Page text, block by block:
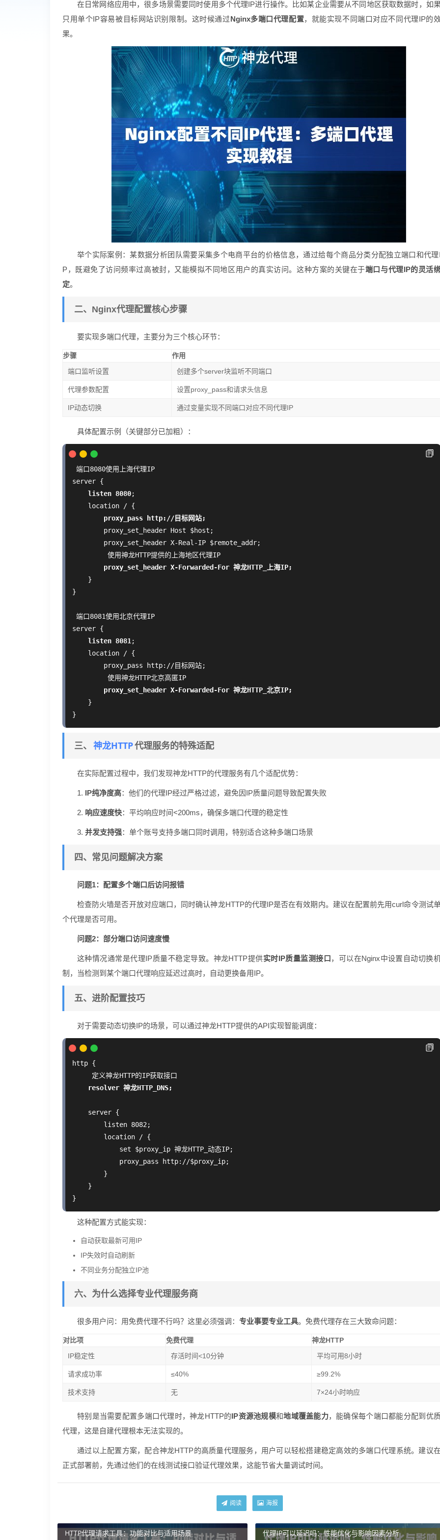
在日常网络应用中，很多场景需要同时使用多个代理IP进行操作。比如某企业需要从不同地区获取数据时，如
只用单个IP容易被目标网站识别限制。这时候通过Nginx多端口代理配置，就能实现不同端口对应不同代理IP的
果。
举个实际案例：某数据分析团队需要采集多个电商平台的价格信息，通过给每个商品分类分配独立端口和代
P，既避免了访问频率过高被封，又能模拟不同地区用户的真实访问。这种方案的关键在于端口与代理IP的灵活
定。
二、Nginx代理配置核心步骤
要实现多端口代理，主要分为三个核心环节：
步骤
作用
端口监听设置
创建多个server块监听不同端口
代理参数配置 设置proxy_pass和请求头信息
IP动态切换 通过变量实现不同端口对应不同代理IP
具体配置示例（关键部分已加粗）：
端口8080使用上海代理IP
server {
listen 8080;
    location / {
proxy_pass http://目标网站;
        proxy_set_header Host $host;
        proxy_set_header X-Real-IP $remote_addr;
         使用神龙HTTP提供的上海地区代理IP
proxy_set_header X-Forwarded-For 神龙HTTP_上海IP;
    }
}
端口8081使用北京代理IP
server {
listen 8081 ;
    location / {
        proxy_pass http://目标网站;
         使用神龙HTTP北京高匿IP
proxy_set_header X-Forwarded-For 神龙HTTP_北京IP;
    }
三、 神龙HTTP代理服务的特殊适配
在实际配置过程中，我们发现神龙HTTP的代理服务有几个适配优势：
1. IP纯净度高：他们的代理IP经过严格过滤，避免因IP质量问题导致配置失败
2. 响应速度快：平均响应时间<200ms，确保多端口代理的稳定性
3. 并发支持强：单个账号支持多端口同时调用，特别适合这种多端口场景
四、常见问题解决方案
问题1：配置多个端口后访问报错
检查防火墙是否开放对应端口，同时确认神龙HTTP的代理IP是否在有效期内。建议在配置前先用curl命令测试
个代理是否可用。
问题2：部分端口访问速度慢
这种情况通常是代理IP质量不稳定导致。神龙HTTP提供实时IP质量监测接口，可以在Nginx中设置自动切换
制，当检测到某个端口代理响应延迟过高时，自动更换备用IP。
五、进阶配置技巧
对于需要动态切换IP的场景，可以通过神龙HTTP提供的API实现智能调度：
http {
     定义神龙HTTP的IP获取接口
resolver 神龙HTTP_DNS;
    server {
        listen 8082;
        location / {
            set $proxy_ip 神龙HTTP_动态IP;
            proxy_pass http://$proxy_ip;
        }
    }
这种配置方式能实现：
自动获取最新可用IP
IP失效时自动刷新
不同业务分配独立IP池
六、为什么选择专业代理服务商
很多用户问：用免费代理不行吗？这里必须强调： 专业事要专业工具。免费代理存在三大致命问题：
对比项 免费代理
神龙HTTP
IP稳定性
存活时间<10分钟 平均可用8小时
请求成功率 ≤40% ≥99.2%
技术支持 无 7×24小时响应
特别是当需要配置多端口代理时，神龙HTTP的IP资源池规模和地域覆盖能力，能确保每个端口都能分配到优
代理，这是自建代理根本无法实现的。
通过以上配置方案，配合神龙HTTP的高质量代理服务，用户可以轻松搭建稳定高效的多端口代理系统。建议
正式部署前，先通过他们的在线测试接口验证代理效果，这能节省大量调试时间。
阅读 海报
HTTP代理请求工具：功能对比与适用场景 代理IP可以延迟吗：性能优化与影响因素分析